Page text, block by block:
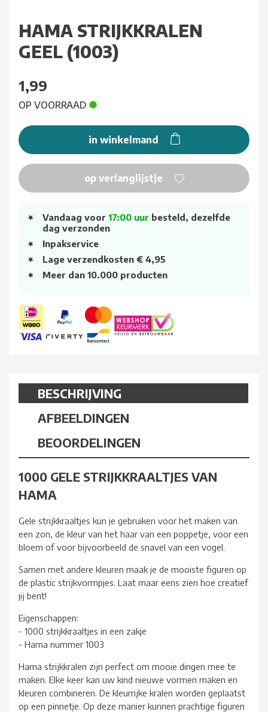
HAMA STRIJKKRALEN
GEEL (1003)
1,99
OP VOORRAAD
in winkelmand
op verlanglijstje
Vandaag voor 17:00 uur besteld, dezelfde
dag verzonden
Inpakservice
Lage verzendkosten € 4,95
Meer dan 10.000 producten
BESCHRIJVING
AFBEELDINGEN
BEOORDELINGEN
1000 GELE STRIJKKRAALTJES VAN
HAMA
Gele strijkkraaltjes kun je gebruiken voor het maken van
een zon, de kleur van het haar van een poppetje, voor een
bloem of voor bijvoorbeeld de snavel van een vogel.
Samen met andere kleuren maak je de mooiste figuren op
de plastic strijkvormpjes. Laat maar eens zien hoe creatief
jij bent!
Eigenschappen:
- 1000 strijkkraaltjes in een zakje
- Hama nummer 1003
Hama strijkkralen zijn perfect om mooie dingen mee te
maken. Elke keer kan uw kind nieuwe vormen maken en
kleuren combineren. De kleurrijke kralen worden geplaatst
op een pinnetje. Op deze manier kunnen prachtige figuren